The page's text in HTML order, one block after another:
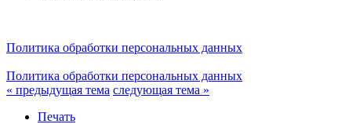
Политика обработки персональных данных
Политика обработки персональных данных
« предыдущая тема следующая тема »
Печать